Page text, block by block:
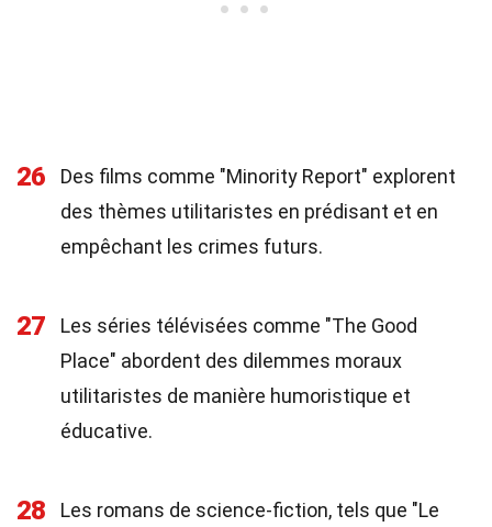
26
Des films comme "Minority Report" explorent
des thèmes utilitaristes en prédisant et en
empêchant les crimes futurs.
27
Les séries télévisées comme "The Good
Place" abordent des dilemmes moraux
utilitaristes de manière humoristique et
éducative.
28
Les romans de science-fiction, tels que "Le